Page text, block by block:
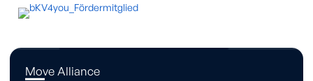
Move Alliance